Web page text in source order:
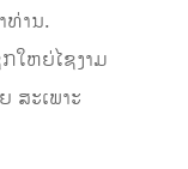
ານ.
ຫຍ່ໄຊງາມ
ສະເພາະ